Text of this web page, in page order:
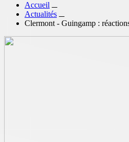
Accueil
Actualités
Clermont - Guingamp :